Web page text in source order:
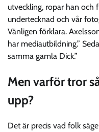
utveckling, ropar han och
undertecknad och vår
Vänligen förklara.
har mediautbildning.”
samma gamla Dick.”
Men varför tror
upp?
Det är precis vad folk